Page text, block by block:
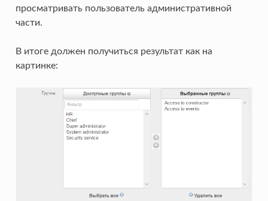
просматривать пользователь административной
части.
В итоге должен получиться результат как на
картинке: